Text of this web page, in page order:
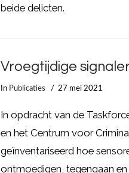
beide delicten.
Vroegtijdige
In Publicaties 27 mei 2021
In opdracht van de
en het Centrum voor
geïnventariseerd hoe
ontmoedigen, tegengaan